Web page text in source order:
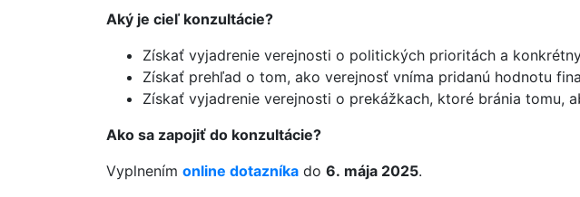
Aký je cieľ konzultácie?
Získať vyjadrenie verejnosti o politických prioritách a
Získať prehľad o tom, ako verejnosť vníma pridanú hodnotu
Získať vyjadrenie verejnosti o prekážkach, ktoré bránia tomu,
Ako sa zapojiť do konzultácie?
Vyplnením online dotazníka do 6. mája 2025.